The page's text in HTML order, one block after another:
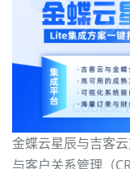
金蝶云星辰与吉客云
与客户关系管理（